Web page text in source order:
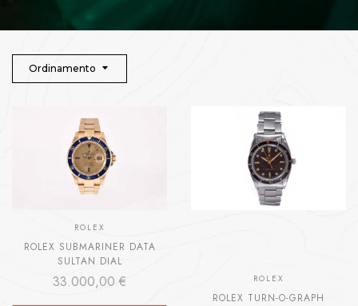
Ordinamento
ROLEX
ROLEX SUBMARINER DATA
SULTAN DIAL
33.000,00 € ROLEX
ROLEX TURN-O-GRAPH